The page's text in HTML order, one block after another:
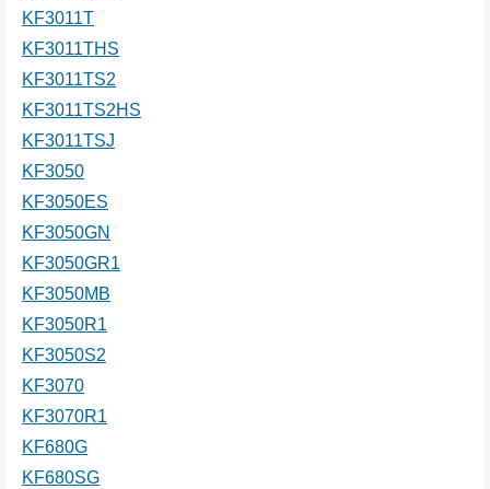
KF3011T
KF3011THS
KF3011TS2
KF3011TS2HS
KF3011TSJ
KF3050
KF3050ES
KF3050GN
KF3050GR1
KF3050MB
KF3050R1
KF3050S2
KF3070
KF3070R1
KF680G
KF680SG